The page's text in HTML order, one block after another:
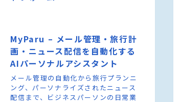
MyParu – メール管理・旅行計
画・ニュース配信を自動化する
AIパーソナルアシスタント
メール管理の自動化から旅行プランニ
ング、パーソナライズされたニュース
配信まで、ビジネスパーソンの日常業